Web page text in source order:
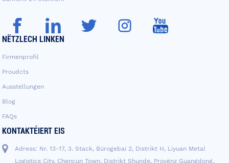
NËTZLECH LINKEN
Firmenprofil
Proudcts
Ausstellungen
Blog
FAQs
KONTAKTÉIERT EIS
Adress: Nr. 13-17, 3. Stack, Bürogebai 2, Distrikt H, Liyuan Metal
Logistics City, Chencun Town, Distrikt Shunde, Provënz Guangdong,